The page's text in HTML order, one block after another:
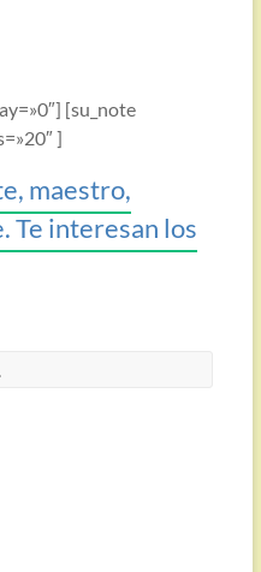
[su_note
]
maestro,
Te interesan los